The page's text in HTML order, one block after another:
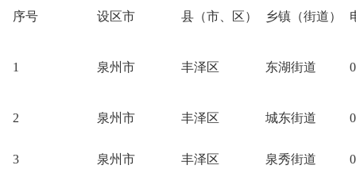
序号 设区市 县（市、区） 乡镇（街道）
1 泉州市 丰泽区 东湖街道
2 泉州市 丰泽区 城东街道
3 泉州市 丰泽区 泉秀街道